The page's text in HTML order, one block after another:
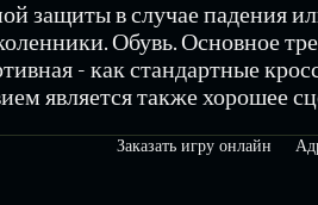
защиты в случае падения
Обувь. Основное
- как стандартные
является также хорошее
Заказать игру онлайн